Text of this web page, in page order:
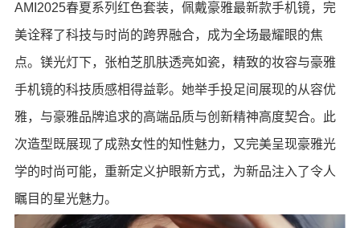
AMI2025春夏系列红色套装，佩戴豪雅最新款手机镜，完
美诠释了科技与时尚的跨界融合，成为全场最耀眼的焦
点。镁光灯下，张柏芝肌肤透亮如瓷，精致的妆容与豪雅
手机镜的科技质感相得益彰。她举手投足间展现的从容优
雅，与豪雅品牌追求的高端品质与创新精神高度契合。此
次造型既展现了成熟女性的知性魅力，又完美呈现豪雅光
学的时尚可能，重新定义护眼新方式，为新品注入了令人
瞩目的星光魅力。